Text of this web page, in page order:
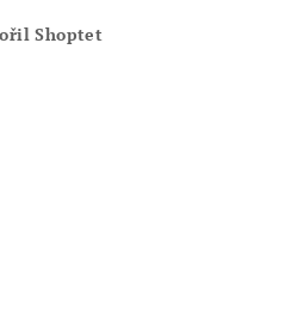
Shoptet